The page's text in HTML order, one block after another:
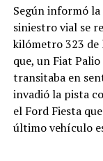
Según informó
siniestro vial se
kilómetro 323 de
que, un Fiat
transitaba en
invadió la pista
el Ford Fiesta
último vehículo